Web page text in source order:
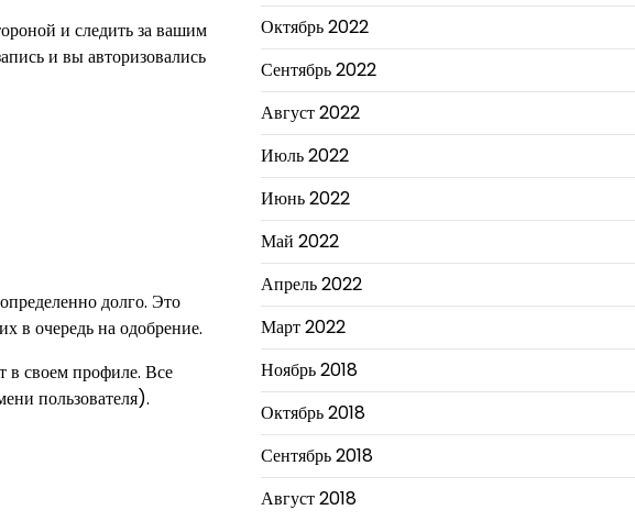
и следить за вашим
и вы авторизовались
долго. Это
в очередь на одобрение.
в своем профиле. Все
пользователя).
Октябрь 2022
Сентябрь 2022
Август 2022
Июль 2022
Июнь 2022
Май 2022
Апрель 2022
Март 2022
Ноябрь 2018
Октябрь 2018
Сентябрь 2018
Август 2018